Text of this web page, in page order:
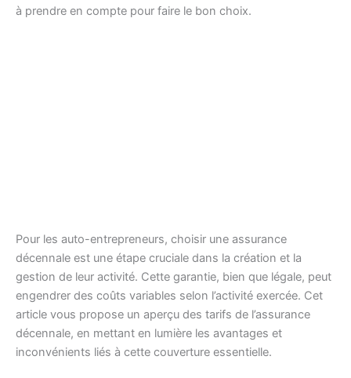
à prendre en compte pour faire le bon choix.
Pour les auto-entrepreneurs, choisir une assurance
décennale est une étape cruciale dans la création et la
gestion de leur activité. Cette garantie, bien que légale, peut
engendrer des coûts variables selon l’activité exercée. Cet
article vous propose un aperçu des tarifs de l’assurance
décennale, en mettant en lumière les avantages et
inconvénients liés à cette couverture essentielle.